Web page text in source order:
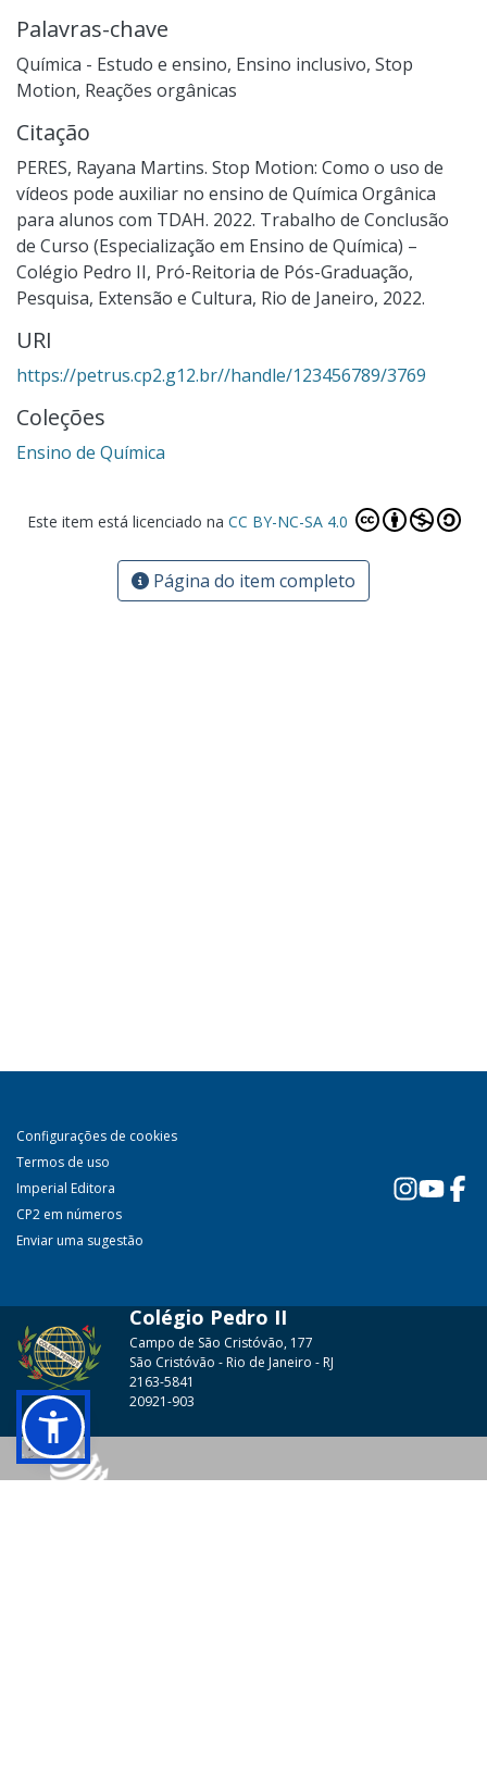
Palavras-chave
Química - Estudo e ensino, Ensino inclusivo, Stop
Motion, Reações orgânicas
Citação
PERES, Rayana Martins. Stop Motion: Como o uso de
vídeos pode auxiliar no ensino de Química Orgânica
para alunos com TDAH. 2022. Trabalho de Conclusão
de Curso (Especialização em Ensino de Química) –
Colégio Pedro II, Pró-Reitoria de Pós-Graduação,
Pesquisa, Extensão e Cultura, Rio de Janeiro, 2022.
URI
https://petrus.cp2.g12.br//handle/123456789/3769
Coleções
Ensino de Química
Este item está licenciado na CC BY-NC-SA 4.0
Página do item completo
Configurações de cookies
Termos de uso
Imperial Editora
CP2 em números
Enviar uma sugestão
Colégio Pedro II
Campo de São Cristóvão, 177
São Cristóvão - Rio de Janeiro - RJ
2163-5841
20921-903